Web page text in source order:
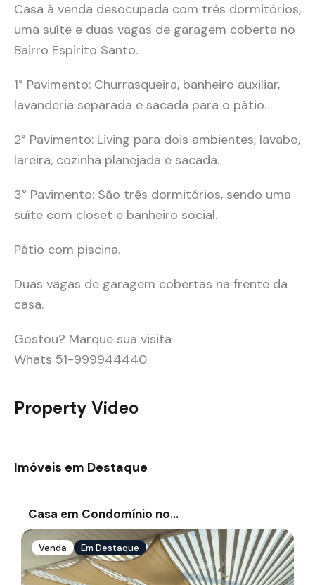
Casa à venda desocupada com três dormitórios,
uma suíte e duas vagas de garagem coberta no
Bairro Espirito Santo.
1° Pavimento: Churrasqueira, banheiro auxiliar,
lavanderia separada e sacada para o pátio.
2° Pavimento: Living para dois ambientes, lavabo,
lareira, cozinha planejada e sacada.
3° Pavimento: São três dormitórios, sendo uma
suíte com closet e banheiro social.
Pátio com piscina.
Duas vagas de garagem cobertas na frente da
casa.
Gostou? Marque sua visita
Whats 51-999944440
Property Video
Imóveis em Destaque
Casa em Condomínio no…
Venda Em Destaque